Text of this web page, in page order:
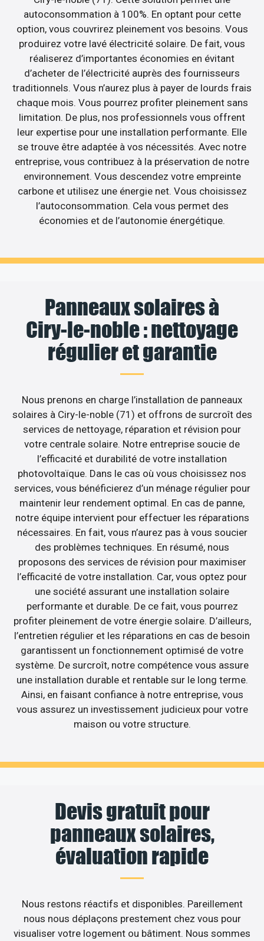
autoconsommation à 100%. En optant pour cette
option, vous couvrirez pleinement vos besoins. Vous
produirez votre lavé électricité solaire. De fait, vous
réaliserez d’importantes économies en évitant
d’acheter de l’électricité auprès des fournisseurs
traditionnels. Vous n’aurez plus à payer de lourds frais
chaque mois. Vous pourrez profiter pleinement sans
limitation. De plus, nos professionnels vous offrent
leur expertise pour une installation performante. Elle
se trouve être adaptée à vos nécessités. Avec notre
entreprise, vous contribuez à la préservation de notre
environnement. Vous descendez votre empreinte
carbone et utilisez une énergie net. Vous choisissez
l’autoconsommation. Cela vous permet des
économies et de l’autonomie énergétique.
Panneaux solaires à
Ciry-le-noble : nettoyage
régulier et garantie
Nous prenons en charge l’installation de panneaux
solaires à Ciry-le-noble (71) et offrons de surcroît des
services de nettoyage, réparation et révision pour
votre centrale solaire. Notre entreprise soucie de
l’efficacité et durabilité de votre installation
photovoltaïque. Dans le cas où vous choisissez nos
services, vous bénéficierez d’un ménage régulier pour
maintenir leur rendement optimal. En cas de panne,
notre équipe intervient pour effectuer les réparations
nécessaires. En fait, vous n’aurez pas à vous soucier
des problèmes techniques. En résumé, nous
proposons des services de révision pour maximiser
l’efficacité de votre installation. Car, vous optez pour
une société assurant une installation solaire
performante et durable. De ce fait, vous pourrez
profiter pleinement de votre énergie solaire. D’ailleurs,
l’entretien régulier et les réparations en cas de besoin
garantissent un fonctionnement optimisé de votre
système. De surcroît, notre compétence vous assure
une installation durable et rentable sur le long terme.
Ainsi, en faisant confiance à notre entreprise, vous
vous assurez un investissement judicieux pour votre
maison ou votre structure.
Devis gratuit pour
panneaux solaires,
évaluation rapide
Nous restons réactifs et disponibles. Pareillement
nous nous déplaçons prestement chez vous pour
visualiser votre logement ou bâtiment. Nous sommes